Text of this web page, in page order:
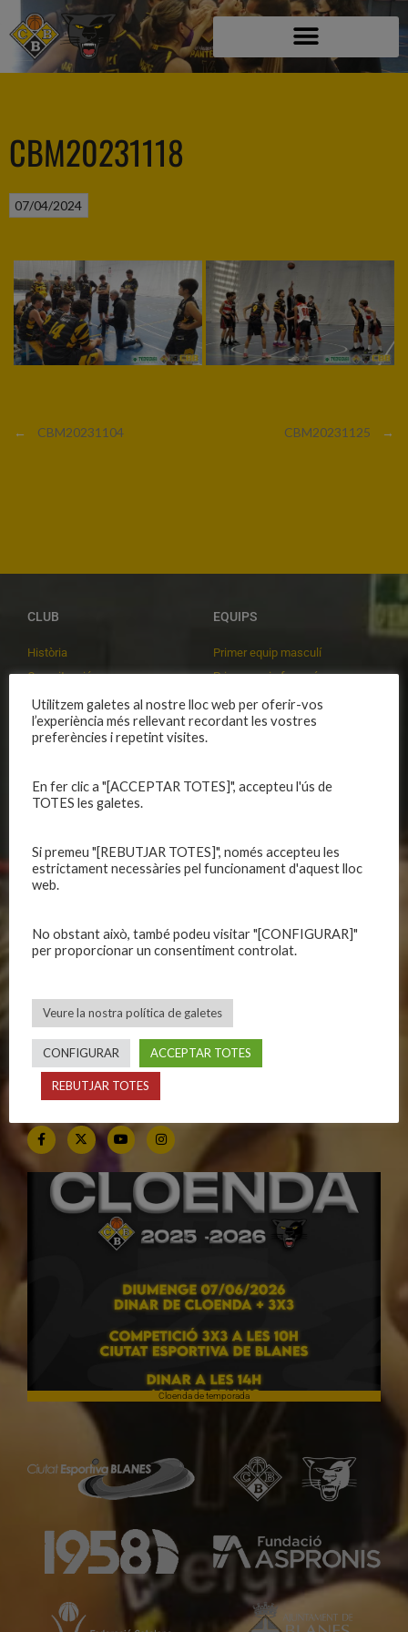
CBM20231118
07/04/2024
← CBM20231104 CBM20231125 →
CLUB
Història
Organització
Publicacions
Avís legal
Política de privadesa
Privadesa a les xarxes
EQUIPS
Primer equip masculí
Primer equip femení
Equips masculins
Equips femenins
Patrocinadors
CALENDARIS
Equips federats
Categories inferiors
Partits a casa
INFORMACIONS
Botiga
Intranet
Contacte
SEGUEIX-NOS
Cloenda de temporada
Utilitzem galetes al nostre lloc web per oferir-vos
l’experiència més rellevant recordant les vostres
preferències i repetint visites.
En fer clic a "[ACCEPTAR TOTES]", accepteu l'ús de
TOTES les galetes.
Si premeu "[REBUTJAR TOTES]", només accepteu les
estrictament necessàries pel funcionament d'aquest lloc
web.
No obstant això, també podeu visitar "[CONFIGURAR]"
per proporcionar un consentiment controlat.
Veure la nostra política de galetes
CONFIGURAR ACCEPTAR TOTES
REBUTJAR TOTES